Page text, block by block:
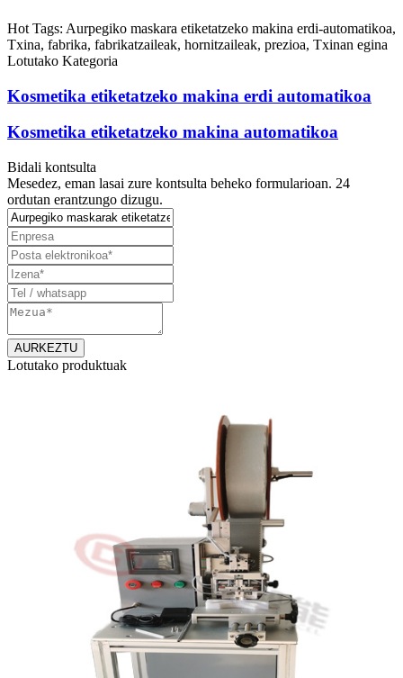
Hot Tags: Aurpegiko maskara etiketatzeko makina erdi-automatikoa,
Txina, fabrika, fabrikatzaileak, hornitzaileak, prezioa, Txinan egina
Lotutako Kategoria
Kosmetika etiketatzeko makina erdi automatikoa
Kosmetika etiketatzeko makina automatikoa
Bidali kontsulta
Mesedez, eman lasai zure kontsulta beheko formularioan. 24
ordutan erantzungo dizugu.
Lotutako produktuak